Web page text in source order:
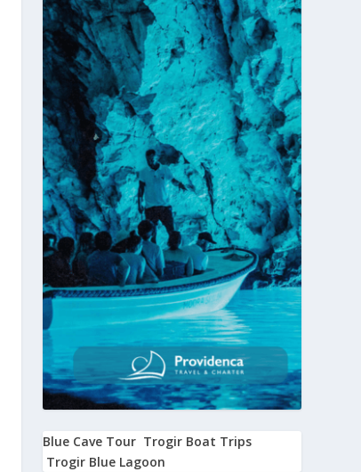
Blue Cave Tour Trogir Boat Trips
Trogir Blue Lagoon